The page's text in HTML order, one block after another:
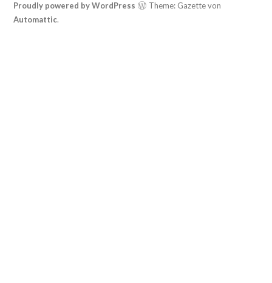
Proudly powered by WordPress
Theme: Gazette von
Automattic.